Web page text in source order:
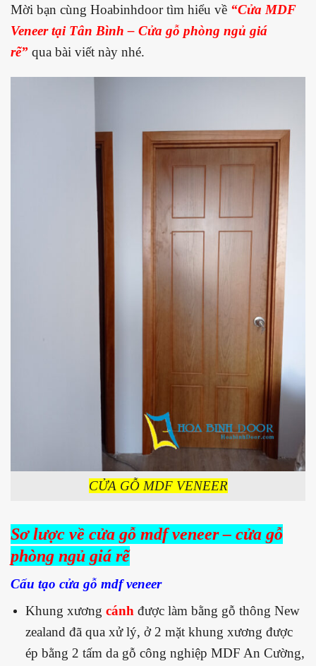
Mời bạn cùng Hoabinhdoor tìm hiểu về “Cửa MDF
Veneer tại Tân Bình – Cửa gỗ phòng ngủ giá
rẽ” qua bài viết này nhé.
CỬA GỖ MDF VENEER
Sơ lược về cửa gỗ mdf veneer – cửa gỗ
phòng ngủ giá rẽ
Cấu tạo cửa gỗ mdf veneer
Khung xương cánh được làm bằng gỗ thông New
zealand đã qua xử lý, ở 2 mặt khung xương được
ép bằng 2 tấm da gỗ công nghiệp MDF An Cường,